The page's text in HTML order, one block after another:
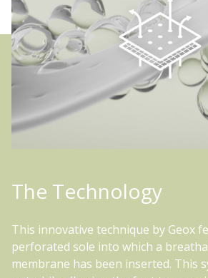
The Technology
This innovative technique by Geox
perforated sole into which a
membrane has been inserted. This